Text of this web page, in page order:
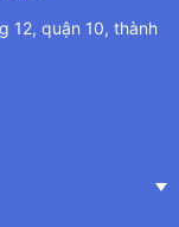
12, quận 10, thành